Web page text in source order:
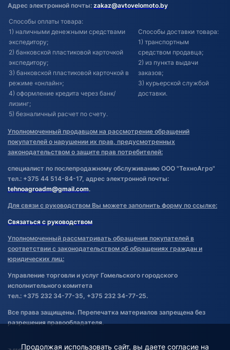
Адрес электронной почты: zakaz@avtovelomoto.by
Способы оплаты товара:
1) наличными денежными средствами
экспедитору;
2) банковской пластиковой карточкой
экспедитору;
3) банковской пластиковой карточкой в
режиме «онлайн»;
4) оформление кредита через банк/
лизинг;
5) безналичный расчет по счету.
Способы доставки товара:
1) транспортным
средством продавца;
2) из пункта выдачи
заказов;
3) курьерской службой
доставки.
Уполномоченный продавцом на рассмотрение обращений
покупателей о нарушении их прав, предусмотренных
законодательством о защите прав потребителей:
специалист по послепродажному обслуживанию ООО "ТехноАгро"
тел.: +375 44 514-84-17, адрес электронной почты:
tehnoagroadm@gmail.com.
Для связи с руководством Вы можете заполнить форму по ссылке:
Связаться с руководством
Уполномоченный рассматривать обращения покупателей в
соответствии с законодательством об обращениях граждан и
юридических лиц:
Управление торговли и услуг Гомельского городского
исполнительного комитета
тел.: +375 232 34-77-35, +375 232 34-77-25.
Все права защищены. Перепечатка материалов запрещена без
разрешения правообладателя.
Продолжая использовать сайт, вы даете согласие на